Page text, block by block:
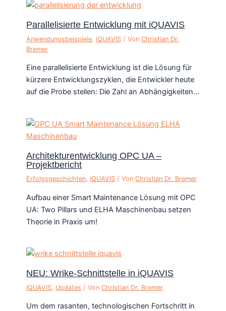
Parallelisierte Entwicklung mit iQUAVIS
Anwendungsbeispiele, iQUAVIS / VonChristian Dr.
Bremer
Eine parallelisierte Entwicklung ist die Lösung für
kürzere Entwicklungszyklen, die Entwickler heute
auf die Probe stellen: Die Zahl an Abhängigkeiten…
Architekturentwicklung OPC UA –
Projektbericht
Erfolgsgeschichten, iQUAVIS / VonChristian Dr. Bremer
Aufbau einer Smart Maintenance Lösung mit OPC
UA: Two Pillars und ELHA Maschinenbau setzen
Theorie in Praxis um!
NEU: Wrike-Schnittstelle in iQUAVIS
iQUAVIS, Updates / VonChristian Dr. Bremer
Um dem rasanten, technologischen Fortschritt in